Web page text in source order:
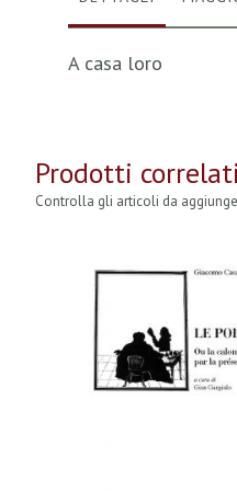
A casa loro
Prodotti correlati
Controlla gli articoli da